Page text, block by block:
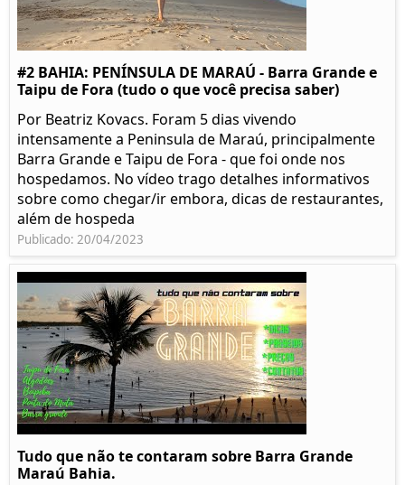
#2 BAHIA: PENÍNSULA DE MARAÚ - Barra Grande e
Taipu de Fora (tudo o que você precisa saber)
Por Beatriz Kovacs. Foram 5 dias vivendo
intensamente a Peninsula de Maraú, principalmente
Barra Grande e Taipu de Fora - que foi onde nos
hospedamos. No vídeo trago detalhes informativos
sobre como chegar/ir embora, dicas de restaurantes,
além de hospeda
Publicado: 20/04/2023
Tudo que não te contaram sobre Barra Grande
Maraú Bahia.